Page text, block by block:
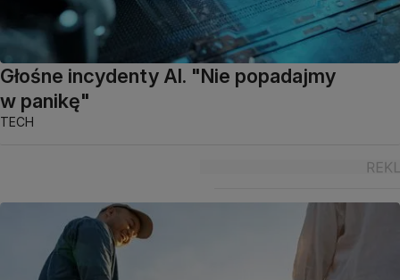
Głośne incydenty AI. "Nie popadajmy
w panikę"
TECH